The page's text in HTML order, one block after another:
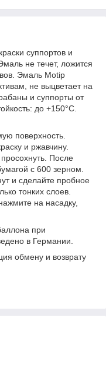
суппортов и
не течет, ложится
Эмаль Motip
не выцветает на
и суппорты от
до +150°С.
поверхность.
и ржавчину.
После
с 600 зерном.
и сделайте пробное
тонких слоев.
на насадку,
при
в Германии.
обмену и возврату